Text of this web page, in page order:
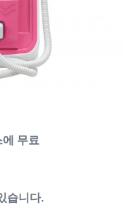
무료
습니다.